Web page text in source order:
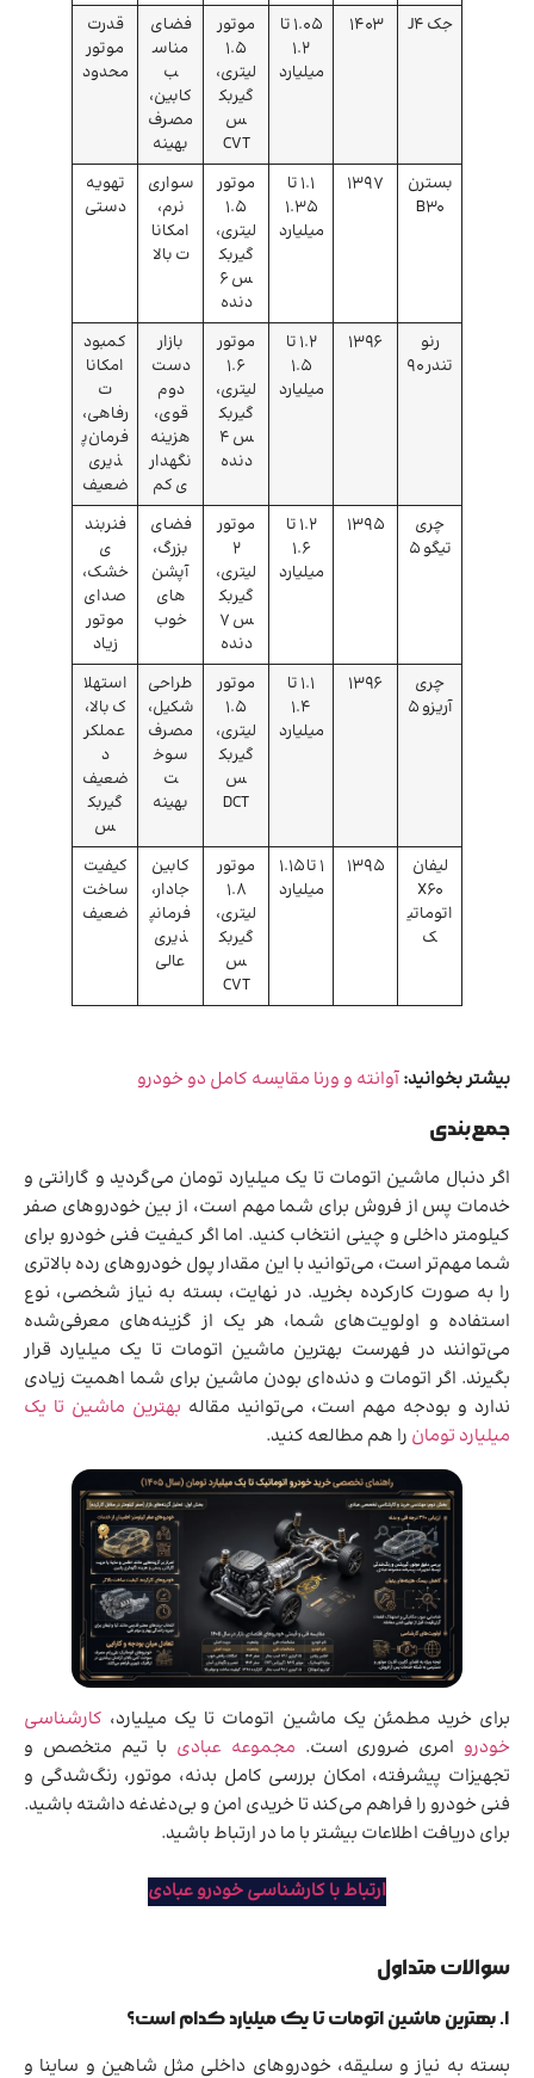
جک J4 ۱۴۰۳
1.05 تا
1.2
میلیارد
موتور
۱.۵
لیتری،
گیربک
س
CVT
فضای
مناس
ب
کابین،
مصرف
بهینه
قدرت
موتور
محدود
بسترن
B30
1397
1.1 تا
1.35
میلیارد
موتور
1.5
لیتری،
گیربک
س 6
دنده
سواری
نرم،
امکانا
ت بالا
تهویه
دستی
رنو
تندر 90
1396
1.2 تا
1.5
میلیارد
موتور
1.6
لیتری،
گیربک
س 4
دنده
بازار
دست
دوم
قوی،
هزینه
نگهدار
ی کم
کمبود
امکانا
ت
رفاهی،
فرمان‌پ
ذیری
ضعیف
چری
تیگو 5
1395
1.2 تا
1.6
میلیارد
موتور
2
لیتری،
گیربک
س 7
دنده
فضای
بزرگ،
آپشن‌
های
خوب
فنربند
ی
خشک،
صدای
موتور
زیاد
چری
آریزو 5
1396
1.1 تا
1.4
میلیارد
موتور
۱.۵
لیتری،
گیربک
س
DCT
طراحی
شکیل،
مصرف
سوخ
ت
بهینه
استهلا
ک بالا،
عملکر
د
ضعیف
گیربک
س
لیفان
X60
اتوماتی
ک
1395
1 تا 1.15
میلیارد
موتور
1.8
لیتری،
گیربک
س
CVT
کابین
جادار،
فرمانپ
ذیری
عالی
کیفیت
ساخت
ضعیف
بیشتر بخوانید:آوانته و ورنا مقایسه کامل دو خودرو
جمع‌بندی
اگر دنبال ماشین اتومات تا یک میلیارد تومان می‌گردید و گارانتی و
خدمات پس از فروش برای شما مهم است، از بین خودروهای صفر
کیلومتر داخلی و چینی انتخاب کنید. اما اگر کیفیت فنی خودرو برای
شما مهم‌تر است، می‌توانید با این مقدار پول خودروهای رده بالاتری
را به صورت کارکرده بخرید. در نهایت، بسته به نیاز شخصی، نوع
استفاده و اولویت‌های شما، هر یک از گزینه‌های معرفی‌شده
می‌توانند در فهرست بهترین ماشین اتومات تا یک میلیارد قرار
بگیرند. اگر اتومات و دنده‌ای بودن ماشین برای شما اهمیت زیادی
ندارد و بودجه مهم است، می‌توانید مقاله بهترین ماشین تا یک
میلیارد تومان را هم مطالعه کنید.
برای خرید مطمئن یک ماشین اتومات تا یک میلیارد، کارشناسی
خودروامری ضروری است. مجموعه عبادی با تیم متخصص و
تجهیزات پیشرفته، امکان بررسی کامل بدنه، موتور، رنگ‌شدگی و
فنی خودرو را فراهم می‌کند تا خریدی امن و بی‌دغدغه داشته باشید.
برای دریافت اطلاعات بیشتر با ما در ارتباط باشید.
ارتباط با کارشناسی خودرو عبادی
سوالات متداول
۱. بهترین ماشین اتومات تا یک میلیارد کدام است؟
بسته به نیاز و سلیقه، خودروهای داخلی مثل شاهین و ساینا و